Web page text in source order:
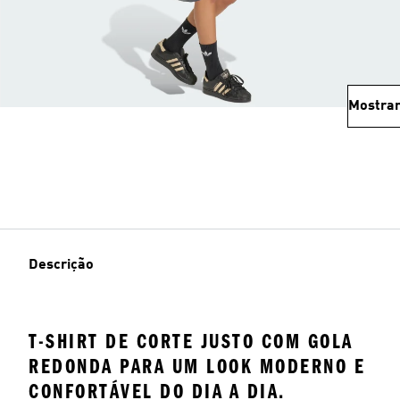
Descrição
T-SHIRT DE CORTE JUSTO COM GOLA
REDONDA PARA UM LOOK MODERNO E
CONFORTÁVEL DO DIA A DIA.